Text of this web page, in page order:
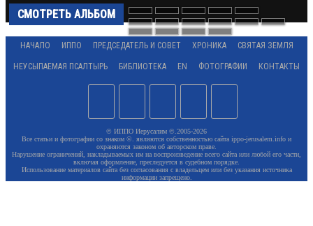
СМОТРЕТЬ АЛЬБОМ
НАЧАЛО ИППО ПРЕДСЕДАТЕЛЬ И СОВЕТ ХРОНИКА СВЯТАЯ ЗЕМЛЯ
НЕУСЫПАЕМАЯ ПСАЛТЫРЬ БИБЛИОТЕКА EN ФОТОГРАФИИ КОНТАКТЫ
© ИППО Иерусалим ©.2005-2026
Все статьи и фотографии со знаком ©. являются собственностью сайта ippo-jerusalem.info и
охраняются законом об авторском праве.
Нарушение ограничений, накладываемых им на воспроизведение всего сайта или любой его части,
включая оформление, преследуется в судебном порядке.
Использование материалов сайта без согласования с владельцем или без указания источника
информации запрещено.